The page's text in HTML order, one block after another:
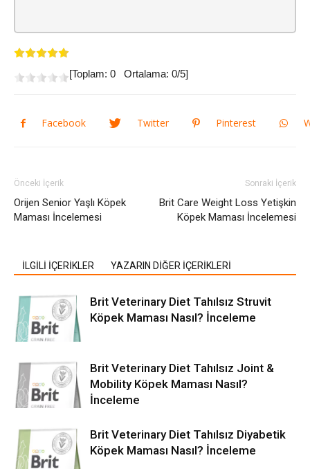
[Toplam: 0 Ortalama: 0/5]
Facebook Twitter Pinterest
Önceki İçerik
Orijen Senior Yaşlı Köpek
Maması İncelemesi
Sonraki İçerik
Brit Care Weight Loss Yetişkin
Köpek Maması İncelemesi
İLGİLİ İÇERİKLER YAZARIN DİĞER İÇERİKLERİ
Brit Veterinary Diet Tahılsız Struvit
Köpek Maması Nasıl? İnceleme
Brit Veterinary Diet Tahılsız Joint &
Mobility Köpek Maması Nasıl?
İnceleme
Brit Veterinary Diet Tahılsız Diyabetik
Köpek Maması Nasıl? İnceleme